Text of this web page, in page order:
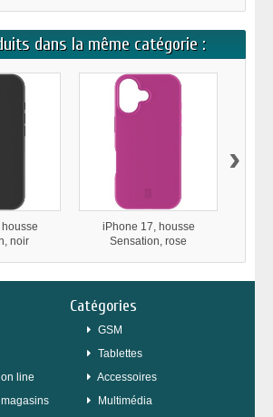
dans la même catégorie :
noir
iPhone 17, housse
Sensation, rose
›
on line
magasins
Catégories
GSM
Tablettes
Accessoires
Multimédia